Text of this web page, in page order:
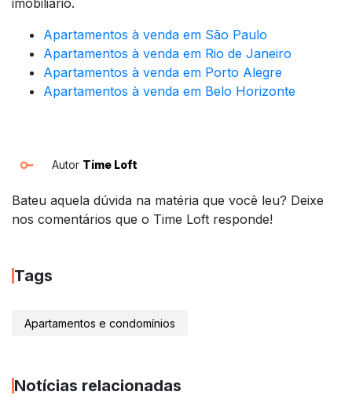
imobiliário.
Apartamentos à venda em São Paulo
Apartamentos à venda em Rio de Janeiro
Apartamentos à venda em Porto Alegre
Apartamentos à venda em Belo Horizonte
Autor Time Loft
Bateu aquela dúvida na matéria que você leu? Deixe
nos comentários que o Time Loft responde!
Tags
Apartamentos e condomínios
Notícias relacionadas